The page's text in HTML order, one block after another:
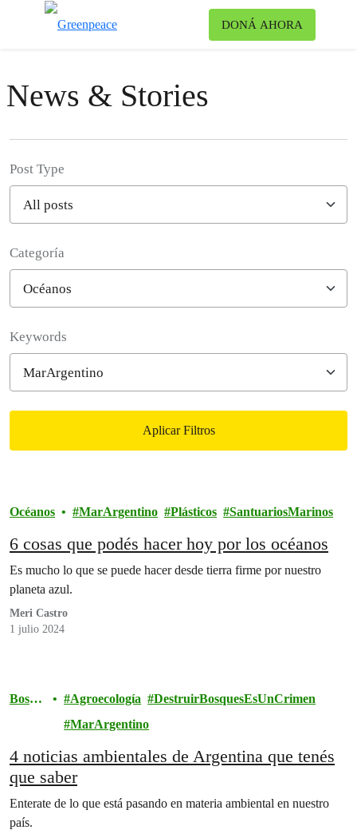
DONÁ AHORA
News & Stories
Post Type
Categoría
Keywords
Aplicar Filtros
Océanos MarArgentino Plásticos SantuariosMarinos
6 cosas que podés hacer hoy por los océanos
Es mucho lo que se puede hacer desde tierra firme por nuestro
planeta azul.
Meri Castro
1 julio 2024
Bosqu
Agroecología
DestruirBosquesEsUnCrimen
MarArgentino
4 noticias ambientales de Argentina que tenés
que saber
Enterate de lo que está pasando en materia ambiental en nuestro
país.